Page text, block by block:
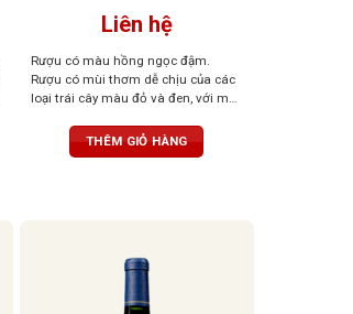
Liên hệ
Rượu có màu hồng ngọc đậm.
Rượu có mùi thơm dễ chịu của các
loại trái cây màu đỏ và đen, với một
nhàng. Vòm miệng được tráng rất
cân đối và thể hiện rất nhiều sự tinh
THÊM GIỎ HÀNG